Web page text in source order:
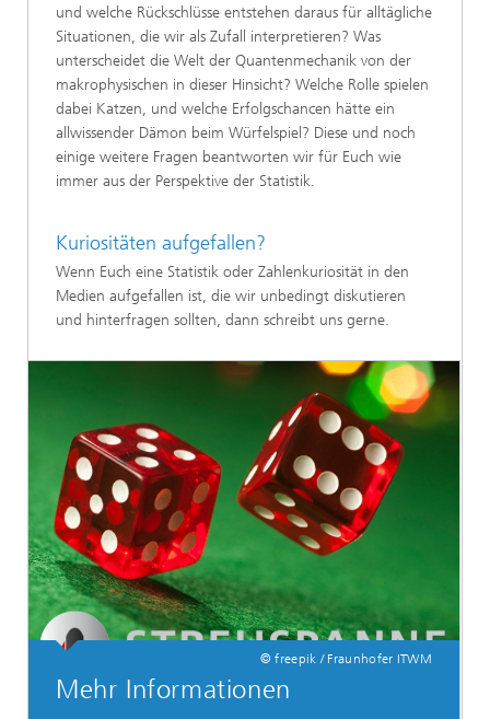
und welche Rückschlüsse entstehen daraus für alltägliche
Situationen, die wir als Zufall interpretieren? Was
unterscheidet die Welt der Quantenmechanik von der
makrophysischen in dieser Hinsicht? Welche Rolle spielen
dabei Katzen, und welche Erfolgschancen hätte ein
allwissender Dämon beim Würfelspiel? Diese und noch
einige weitere Fragen beantworten wir für Euch wie
immer aus der Perspektive der Statistik.
Kuriositäten aufgefallen?
Wenn Euch eine Statistik oder Zahlenkuriosität in den
Medien aufgefallen ist, die wir unbedingt diskutieren
und hinterfragen sollten, dann schreibt uns gerne.
© freepik / Fraunhofer ITWM
Mehr Informationen